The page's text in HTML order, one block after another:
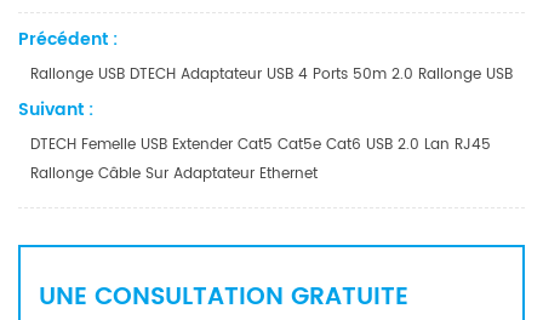
Précédent :
Rallonge USB DTECH Adaptateur USB 4 Ports 50m 2.0 Rallonge USB
Suivant :
DTECH Femelle USB Extender Cat5 Cat5e Cat6 USB 2.0 Lan RJ45
Rallonge Câble Sur Adaptateur Ethernet
UNE CONSULTATION GRATUITE